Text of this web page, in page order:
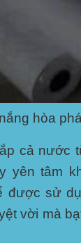
hòa
cả nước
yên tâm
được sử
vời mà